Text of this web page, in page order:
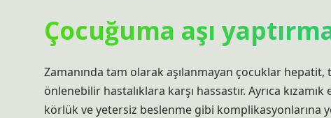
Çocuğuma aşı
Zamanında tam olarak aşılanmayan çocuklar
önlenebilir hastalıklara karşı hassastır. Ayrıca
körlük ve yetersiz beslenme gibi komplikasyonlarına